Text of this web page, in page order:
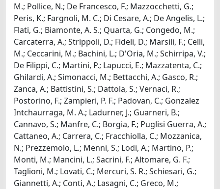
M.; Pollice, N.; De Francesco, F.; Mazzocchetti, G.;
Peris, K.; Fargnoli, M. C.; Di Cesare, A.; De Angelis, L.;
Flati, G.; Biamonte, A. S.; Quarta, G.; Congedo, M.;
Carcaterra, A.; Strippoli, D.; Fideli, D.; Marsili, F.; Celli,
M.; Ceccarini, M.; Bachini, L.; D'Oria, M.; Schirripa, V.;
De Filippi, C.; Martini, P.; Lapucci, E.; Mazzatenta, C.;
Ghilardi, A.; Simonacci, M.; Bettacchi, A.; Gasco, R.;
Zanca, A.; Battistini, S.; Dattola, S.; Vernaci, R.;
Postorino, F.; Zampieri, P. F.; Padovan, C.; Gonzalez
Intchaurraga, M. A.; Ladurner, J.; Guarneri, B.;
Cannavo, S.; Manfre, C.; Borgia, F.; Puglisi Guerra, A.;
Cattaneo, A.; Carrera, C.; Fracchiolla, C.; Mozzanica,
N.; Prezzemolo, L.; Menni, S.; Lodi, A.; Martino, P.;
Monti, M.; Mancini, L.; Sacrini, F.; Altomare, G. F.;
Taglioni, M.; Lovati, C.; Mercuri, S. R.; Schiesari, G.;
Giannetti, A.; Conti, A.; Lasagni, C.; Greco, M.;